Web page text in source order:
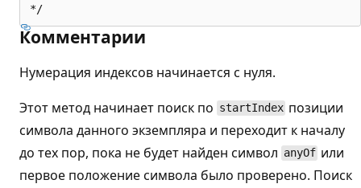
Комментарии
Нумерация индексов начинается с нуля.
Этот метод начинает поиск по startIndex позиции
символа данного экземпляра и переходит к началу
до тех пор, пока не будет найден символ anyOf или
первое положение символа было проверено. Поиск